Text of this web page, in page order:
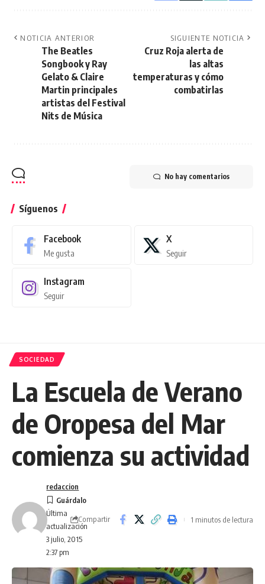
NOTICIA ANTERIOR
The Beatles
Songbook y Ray
Gelato & Claire
Martin principales
artistas del Festival
Nits de Música
SIGUIENTE NOTICIA
Cruz Roja alerta de
las altas
temperaturas y cómo
combatirlas
No hay comentarios
Síguenos
Facebook
Me gusta
X
Seguir
Instagram
Seguir
SOCIEDAD
La Escuela de Verano
de Oropesa del Mar
comienza su actividad
Última
actualización
3 julio, 2015
2:37 pm
redaccion
Compartir 1 minutos de lectura